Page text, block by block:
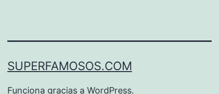
SUPERFAMOSOS.COM
Funciona gracias a WordPress.